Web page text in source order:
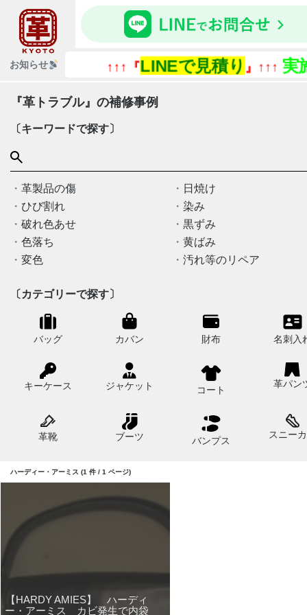
お知らせ ↑↑↑『LINEで見積り』↑↑↑実
『革トラブル』の補修事例
〔キーワードで探す〕
革製品の傷
日焼け
ひび割れ
染み
破れ色あせ
黒ずみ
色落ち
黄ばみ
変色
汚れ等のリペア
〔カテゴリーで探す〕
バッグ カバン 財布 名刺入
キーケース ジャケット コート
革パン
革靴 ブーツ バンプス
スニー
ハーディー・アーミス (1 件 / 1 ページ)
【HARDY AMIES】 ハーディ
ー・アーミス カビ発生で内袋